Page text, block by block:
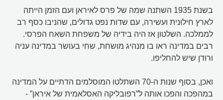
בשנת 1935 השתנה שמה של פרס לאיראן ועם הזמן הייתה
לארץ חילונית ועשירה, עם שדות נפט גדולים, שהניבו כסף רב
לממלכה. השלטון אז היה בידיה של משפחת השאח הפרסי.
רבים במדינה ראו בו מנהיג מושחת, שחי בעושר במדינה עניה
ורודן שיש להחליפו.
ואכן, בסוף שנות ה-70 השתלטו המוסלמים הדתיים על המדינה
במהפכה והפכו אותה ל”רפובליקה האסלאמית של איראן” -